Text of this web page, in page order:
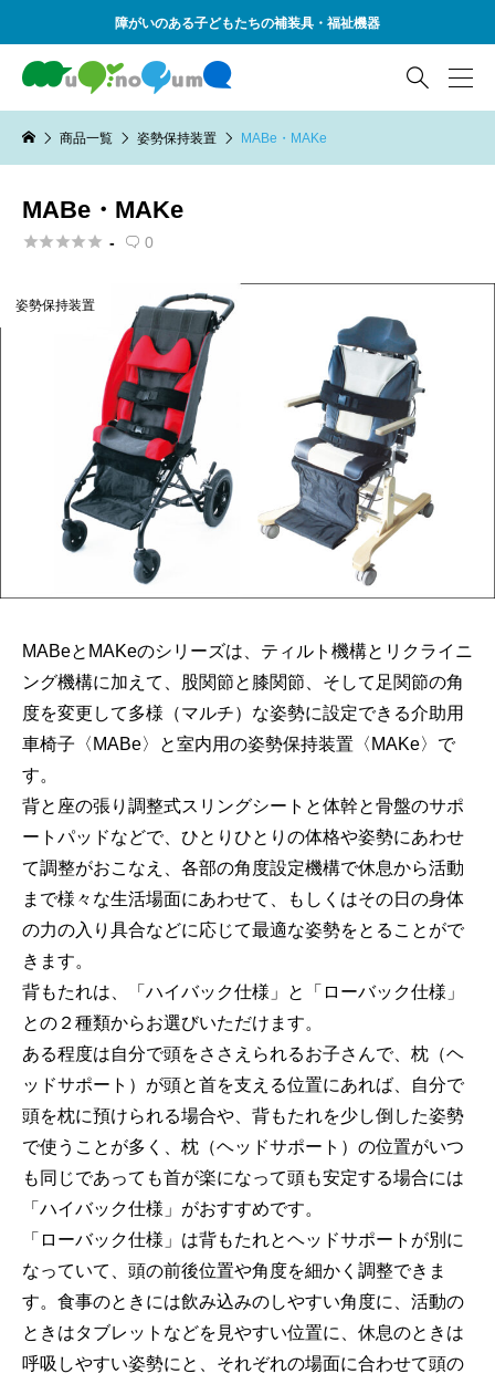
障がいのある子どもたちの補装具・福祉機器

商品一覧 姿勢保持装置 MABe・MAKe
MABe・MAKe
 -  0
姿勢保持装置
MABeとMAKeのシリーズは、ティルト機構とリクライニ
ング機構に加えて、股関節と膝関節、そして足関節の角
度を変更して多様（マルチ）な姿勢に設定できる介助用
車椅子〈MABe〉と室内用の姿勢保持装置〈MAKe〉で
す。
背と座の張り調整式スリングシートと体幹と骨盤のサポ
ートパッドなどで、ひとりひとりの体格や姿勢にあわせ
て調整がおこなえ、各部の角度設定機構で休息から活動
まで様々な生活場面にあわせて、もしくはその日の身体
の力の入り具合などに応じて最適な姿勢をとることがで
きます。
背もたれは、「ハイバック仕様」と「ローバック仕様」
との２種類からお選びいただけます。
ある程度は自分で頭をささえられるお子さんで、枕（ヘ
ッドサポート）が頭と首を支える位置にあれば、自分で
頭を枕に預けられる場合や、背もたれを少し倒した姿勢
で使うことが多く、枕（ヘッドサポート）の位置がいつ
も同じであっても首が楽になって頭も安定する場合には
「ハイバック仕様」がおすすめです。
「ローバック仕様」は背もたれとヘッドサポートが別に
なっていて、頭の前後位置や角度を細かく調整できま
す。食事のときには飲み込みのしやすい角度に、活動の
ときはタブレットなどを見やすい位置に、休息のときは
呼吸しやすい姿勢にと、それぞれの場面に合わせて頭の